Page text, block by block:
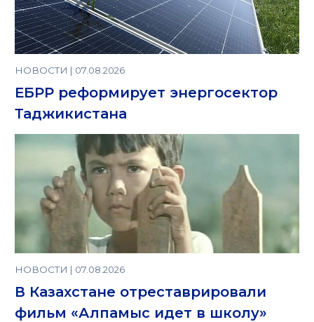
НОВОСТИ | 07.08.2026
ЕБРР реформирует энергосектор
Таджикистана
НОВОСТИ | 07.08.2026
В Казахстане отреставрировали
фильм «Алпамыс идет в школу»